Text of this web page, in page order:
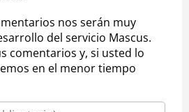
nos serán muy
del servicio Mascus.
comentarios y, si usted lo
en el menor tiempo